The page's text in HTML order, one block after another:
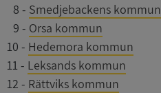
8 - Smedjebackens kommun
9 - Orsa kommun
10 - Hedemora kommun
11- Leksands kommun
12 - Rättviks kommun